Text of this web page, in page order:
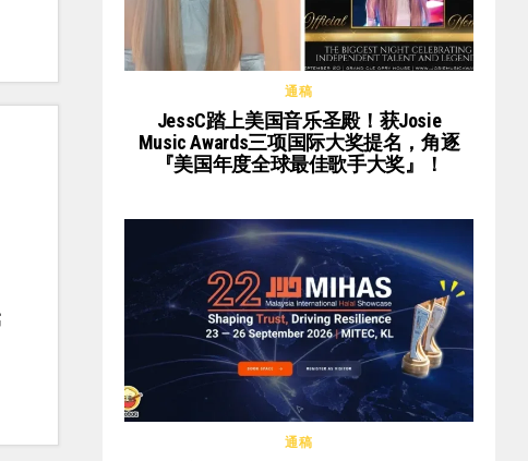
通稿
JessC踏上美国音乐圣殿！获Josie
Music Awards三项国际大奖提名，角逐
『美国年度全球最佳歌手大奖』！
通稿